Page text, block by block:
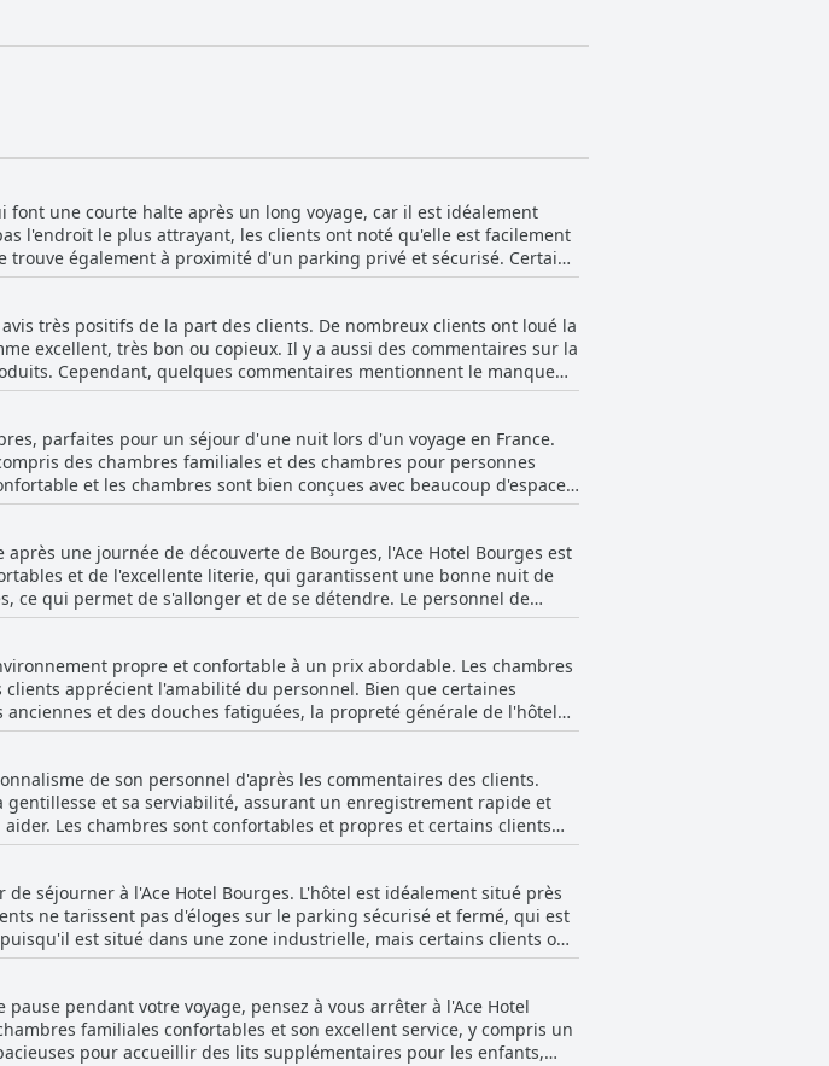
rapport qualité-prix. L'hôtel ACE de Bourges
clients agréable et pratique. Un petit déjeuner buffet
notamment des viennoiseries, du pain frais, des céréales, des
Des plats préparés sont également disponibles pour les
En outre, l'hôtel dispose d'un parking gratuit, privé et sécurisé,
Centre-Val de Loire. La ville est réputée pour son patrimoine
idéale pour les passionnés d'histoire et les amoureux des jardins.
du carnet d'adresses du personnel de l'hôtel, afin de
font une courte halte après un long voyage, car il est idéalement
l'endroit le plus attrayant, les clients ont noté qu'elle est facilement
également à proximité d'un parking privé et sécurisé. Certains
dépôt de camions situés à proximité. Cependant, l'abondance des
mineurs. L'hôtel est situé à six kilomètres du centre-
cherchent à passer une nuit pendant leur voyage.
très positifs de la part des clients. De nombreux clients ont loué la
excellent, très bon ou copieux. Il y a aussi des commentaires sur la
Cependant, quelques commentaires mentionnent le manque
bien présenté et certains clients ont apprécié le fait qu'il soit en
étant décrits comme efficaces mais pas trop amicaux. Dans
option décente pour les clients avec un large choix de
parfaites pour un séjour d'une nuit lors d'un voyage en France.
des chambres familiales et des chambres pour personnes
et les chambres sont bien conçues avec beaucoup d'espace
Malgré une décoration un peu vieillotte, les chambres sont
une télévision à écran plat. L'hôtel bénéficie également d'un
de séjour idéal. Si certaines chambres mériteraient d'être rénovées,
rapport qualité-prix.
une journée de découverte de Bourges, l'Ace Hotel Bourges est
et de l'excellente literie, qui garantissent une bonne nuit de
ce qui permet de s'allonger et de se détendre. Le personnel de
à fourrure sont accueillis à bras ouverts. Bien qu'il y ait eu
d'autres points positifs qui font de l'Ace Hotel Bourges un choix
propre et confortable à un prix abordable. Les chambres
apprécient l'amabilité du personnel. Bien que certaines
et des douches fatiguées, la propreté générale de l'hôtel
son professionnalisme et sa courtoisie. Certains clients ont trouvé
de tabac, mais il s'agit d'incidents isolés dans un hôtel
frais et hygiénique, et personne ne s'est plaint de sa propreté.
satisfaisant que les clients apprécient.
de son personnel d'après les commentaires des clients.
et sa serviabilité, assurant un enregistrement rapide et
Les chambres sont confortables et propres et certains clients
en fournissant des équipements supplémentaires pour leurs
de nombreux clients. Bien que certains aient noté un possible
les négatifs. Les réceptionnistes sont réputés pour leur disponibilité
les clients ont une impression positive du personnel de l'Ace
séjourner à l'Ace Hotel Bourges. L'hôtel est idéalement situé près
ne tarissent pas d'éloges sur le parking sécurisé et fermé, qui est
est situé dans une zone industrielle, mais certains clients ont
un parking privé avec des barrières de sécurité électriques, ce
certaines chambres ont une vue imprenable sur le grand
un coffre plein. Enfin, le parking est gratuit, ce qui est un atout
pendant votre voyage, pensez à vous arrêter à l'Ace Hotel
familiales confortables et son excellent service, y compris un
pour accueillir des lits supplémentaires pour les enfants,